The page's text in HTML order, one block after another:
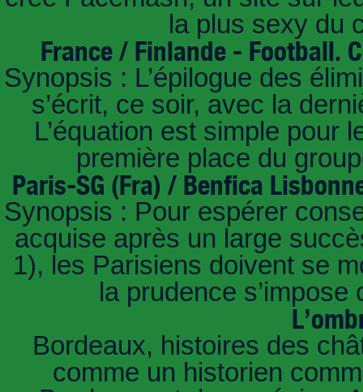
la plus sexy du
France / Finlande - Football.
Synopsis : L’épilogue des
s’écrit, ce soir, avec la
L’équation est simple pour
première place du
Paris-SG (Fra) / Benfica
Synopsis : Pour espérer
acquise après un large
1), les Parisiens doivent se
la prudence
Bordeaux, histoires des
comme un historien